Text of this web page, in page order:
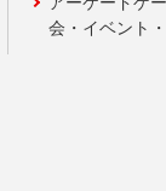
会・イベント